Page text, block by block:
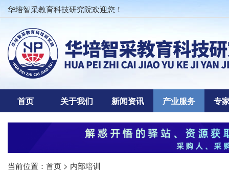
华培智采教育科技研究院欢迎您！
首页 关于我们 新闻资讯 产业服务 专
当前位置： 首页 > 内部培训